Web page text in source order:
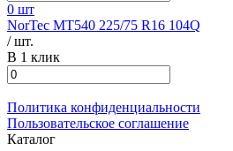
0 шт
NorTec MT540 225/75 R16 104Q
/ шт.
В 1 клик
Политика конфиденциальности
Пользовательское соглашение
Каталог